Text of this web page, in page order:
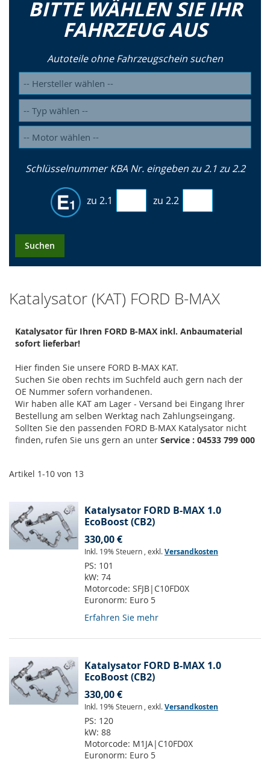
BITTE WÄHLEN SIE IHR
FAHRZEUG AUS
Autoteile ohne Fahrzeugschein suchen
Schlüsselnummer KBA Nr. eingeben zu 2.1 zu 2.2
zu 2.1 zu 2.2
Suchen
Katalysator (KAT) FORD B-MAX
Katalysator für Ihren FORD B-MAX inkl. Anbaumaterial
sofort lieferbar!
Hier finden Sie unsere FORD B-MAX KAT.
Suchen Sie oben rechts im Suchfeld auch gern nach der
OE Nummer sofern vorhandenen.
Wir haben alle KAT am Lager - Versand bei Eingang Ihrer
Bestellung am selben Werktag nach Zahlungseingang.
Sollten Sie den passenden FORD B-MAX Katalysator nicht
finden, rufen Sie uns gern an unter Service : 04533 799 000
Artikel 1-10 von 13
Katalysator FORD B-MAX 1.0
EcoBoost (CB2)
330,00 €
Inkl. 19% Steuern , exkl.Versandkosten
PS: 101
kW: 74
Motorcode: SFJB|C10FD0X
Euronorm: Euro 5
Erfahren Sie mehr
Katalysator FORD B-MAX 1.0
EcoBoost (CB2)
330,00 €
Inkl. 19% Steuern , exkl.Versandkosten
PS: 120
kW: 88
Motorcode: M1JA|C10FD0X
Euronorm: Euro 5